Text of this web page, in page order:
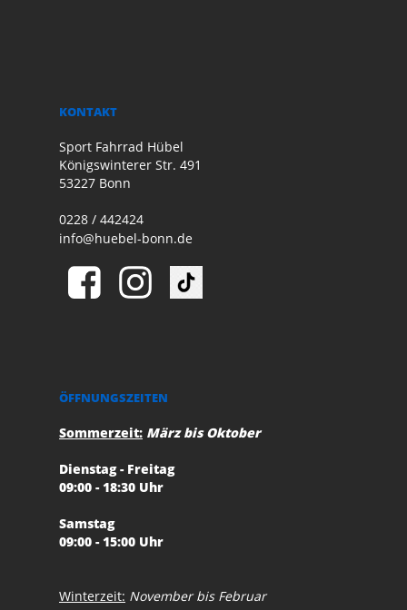
KONTAKT
Sport Fahrrad Hübel
Königswinterer Str. 491
53227 Bonn
0228 / 442424
info@huebel-bonn.de
ÖFFNUNGSZEITEN
Sommerzeit: März bis Oktober
Dienstag - Freitag
09:00 - 18:30 Uhr
Samstag
09:00 - 15:00 Uhr
Winterzeit: November bis Februar